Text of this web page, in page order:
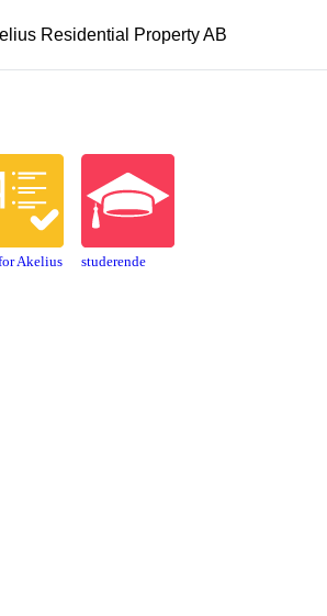
Residential Property AB
Akelius studerende